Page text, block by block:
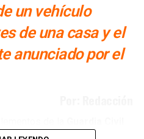
un vehículo
de una casa y el
anunciado por el
un ataque con un vehículo